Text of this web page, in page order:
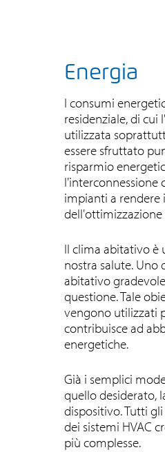
Energia
I consumi
residenziale, di
utilizzata
essere sfruttato
risparmio
l'interconnessione
impianti a rendere
dell'ottimizzazione
Il clima abitativo è
nostra salute.
abitativo
questione. Tale
vengono utilizzati
contribuisce ad
energetiche.
Già i semplici
quello desiderato,
dispositivo. Tutti
dei sistemi HVAC
più complesse.